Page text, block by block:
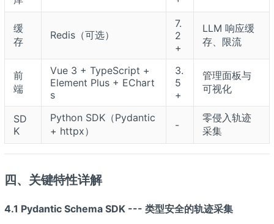
缓
存
Redis（可选）
7.
2
+
LLM 响应缓
存、限流
前
端
Vue 3 + TypeScript +
Element Plus + EChart
s
3.
5
+
管理面板与
可视化
SD
K
Python SDK（Pydantic
+ httpx）
-
零侵入轨迹
采集
四、关键特性详解
4.1 Pydantic Schema SDK --- 类型安全的轨迹采集